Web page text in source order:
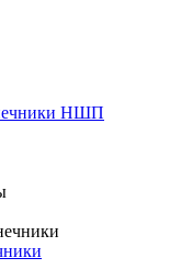
НШП